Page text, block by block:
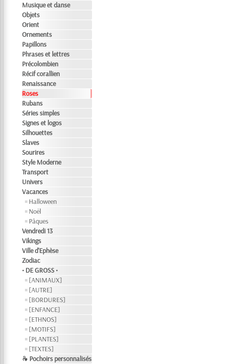
Musique et danse
Objets
Orient
Ornements
Papillons
Phrases et lettres
Précolombien
Récif corallien
Renaissance
Roses
Rubans
Séries simples
Signes et logos
Silhouettes
Slaves
Sourires
Style Moderne
Transport
Univers
Vacances
Halloween
Noël
Pâques
Vendredi 13
Vikings
Ville d'Ephèse
Zodiac
• DE GROSS •
[ANIMAUX]
[AUTRE]
[BORDURES]
[ENFANCE]
[ETHNOS]
[MOTIFS]
[PLANTES]
[TEXTES]
❧ Pochoirs personnalisés